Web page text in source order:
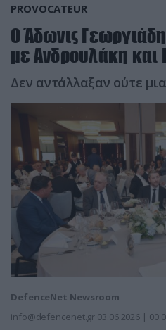
PROVOCATEUR
Ο Άδωνις
με Ανδρουλάκη
Δεν αντάλλαξαν ούτε
DefenceNet Newsroom
info@defencenet.gr 03.06.2026 |